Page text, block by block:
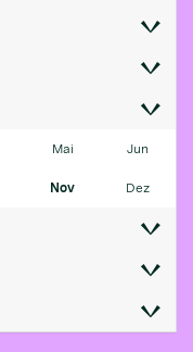
Mai Jun
Nov Dez